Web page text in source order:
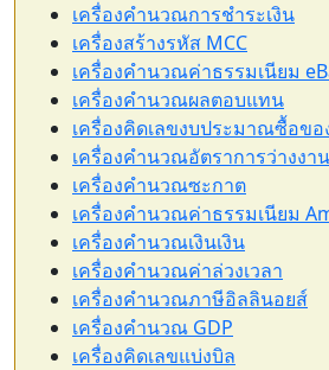
เครื่องคำนวณการชำระเงิน
เครื่องสร้างรหัส MCC
เครื่องคำนวณค่าธรรมเนียม
เครื่องคำนวณผลตอบแทน
เครื่องคิดเลขงบประมาณซื้อขอ
เครื่องคำนวณอัตราการว่างงาน
เครื่องคำนวณซะกาต
เครื่องคำนวณค่าธรรมเนียม
เครื่องคำนวณเงินเงิน
เครื่องคำนวณค่าล่วงเวลา
เครื่องคำนวณภาษีอิลลินอยส์
เครื่องคำนวณ GDP
เครื่องคิดเลขแบ่งบิล